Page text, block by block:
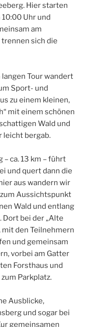
Hier starten
Uhr und
am
trennen sich die
langen Tour wandert
Sport- und
zu einem kleinen,
mit einem schönen
Wald und
leicht bergab.
– ca. 13 km – führt
und quert dann die
aus wandern wir
Aussichtspunkt
Wald und entlang
Dort bei der „Alte
den Teilnehmern
und gemeinsam
vorbei am Gatter
Forsthaus und
Parkplatz.
Ausblicke,
und sogar bei
gemeinsamen